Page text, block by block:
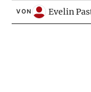
VON Evelin